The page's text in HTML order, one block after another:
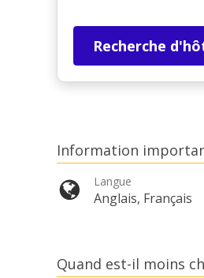
Recherche
Information
Langue
Anglais, Français
Quand est-il moins